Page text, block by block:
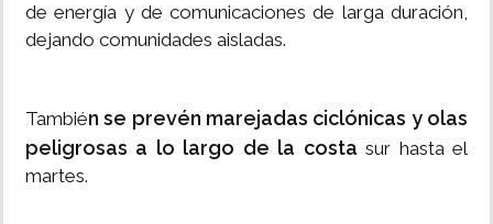
de energía y de comunicaciones de larga duración,
dejando comunidades aisladas.
También se prevén marejadas ciclónicas y olas
peligrosas a lo largo de la costa sur hasta el
martes.